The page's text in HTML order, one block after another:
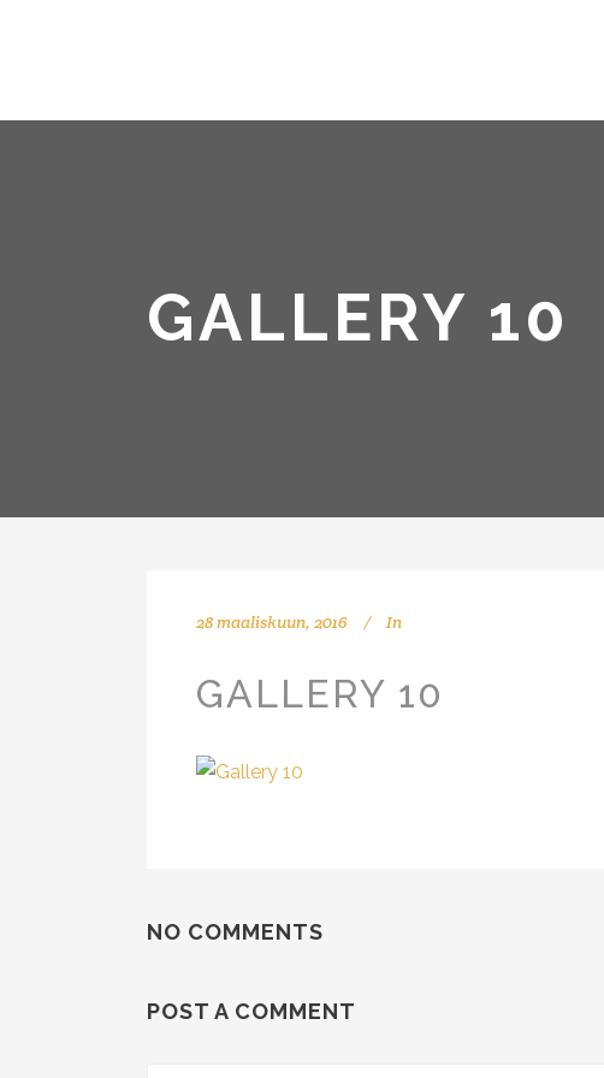
GALLERY 10
28 maaliskuun, 2016 In
GALLERY 10
NO COMMENTS
POST A COMMENT